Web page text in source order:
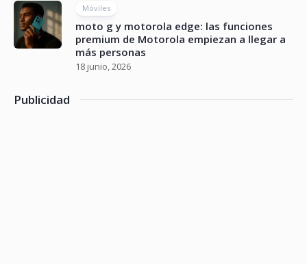
Móviles
moto g y motorola edge: las funciones
premium de Motorola empiezan a llegar a
más personas
18 junio, 2026
Publicidad